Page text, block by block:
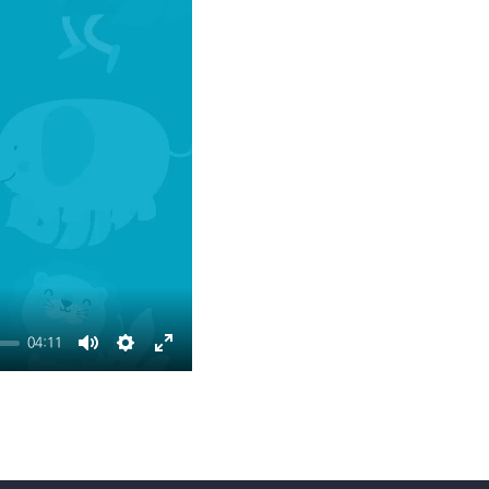
교수 자료
04:11
MuteSettings
Enter